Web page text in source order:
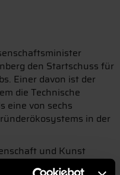
den Startschuss für
Einer davon ist der
die Technische
eine von sechs
in der
und Kunst
Millionen Euro und